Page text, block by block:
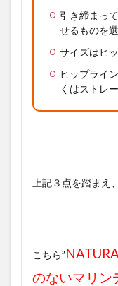
引き締まっ
せるものを
サイズはヒ
ヒップライ
くはストレ
上記３点を踏まえ、
こちら”
のないマリン